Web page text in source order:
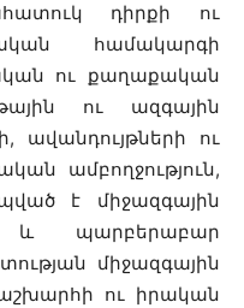
դիրքի ու
համակարգի
ու քաղաքական
ու ազգային
ավանդույթների ու
ամբողջություն,
է միջազգային
և պարբերաբար
միջազգային
ու իրական